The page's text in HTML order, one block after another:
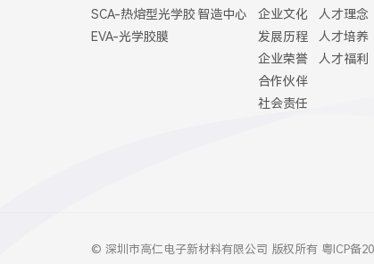
SCA-热熔型光学胶
EVA-光学胶膜
智造中心
企业文化
发展历程
企业荣誉
合作伙伴
社会责任
人才理念
人才培养
人才福利
© 深圳市高仁电子新材料有限公司 版权所有 粤ICP备